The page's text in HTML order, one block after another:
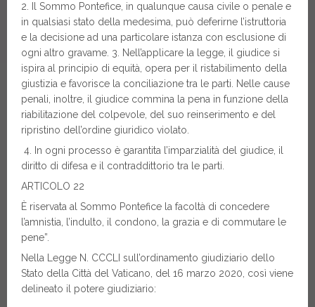
2. Il Sommo Pontefice, in qualunque causa civile o penale e
in qualsiasi stato della medesima, può deferirne l’istruttoria
e la decisione ad una particolare istanza con esclusione di
ogni altro gravame. 3. Nell’applicare la legge, il giudice si
ispira al principio di equità, opera per il ristabilimento della
giustizia e favorisce la conciliazione tra le parti. Nelle cause
penali, inoltre, il giudice commina la pena in funzione della
riabilitazione del colpevole, del suo reinserimento e del
ripristino dell’ordine giuridico violato.
4. In ogni processo è garantita l’imparzialità del giudice, il
diritto di difesa e il contraddittorio tra le parti.
ARTICOLO 22
È riservata al Sommo Pontefice la facoltà di concedere
l’amnistia, l’indulto, il condono, la grazia e di commutare le
pene”.
Nella Legge N. CCCLI sull’ordinamento giudiziario dello
Stato della Città del Vaticano, del 16 marzo 2020, così viene
delineato il potere giudiziario: